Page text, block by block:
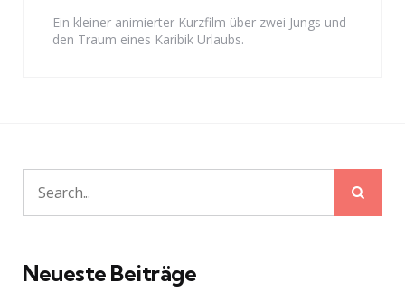
Ein kleiner animierter Kurzfilm über zwei Jungs und
den Traum eines Karibik Urlaubs.
Search
for:
Neueste Beiträge